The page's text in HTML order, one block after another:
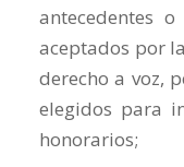
antecedentes
aceptados por
derecho a voz,
elegidos para
honorarios;